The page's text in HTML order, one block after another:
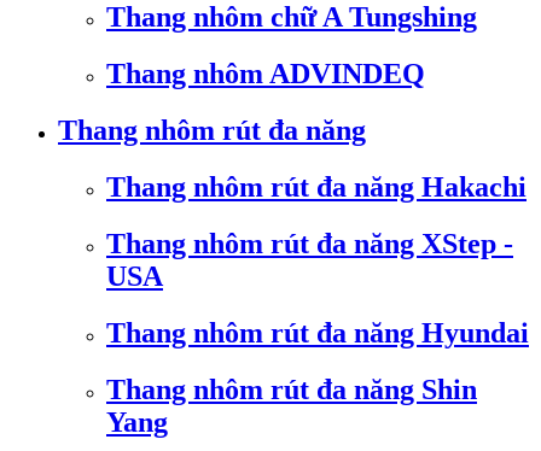
Thang nhôm chữ A Tungshing
Thang nhôm ADVINDEQ
Thang nhôm rút đa năng
Thang nhôm rút đa năng Hakachi
Thang nhôm rút đa năng XStep -
USA
Thang nhôm rút đa năng Hyundai
Thang nhôm rút đa năng Shin
Yang